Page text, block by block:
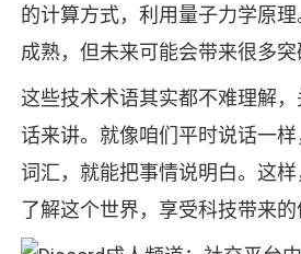
的计算方式，利用量子力学原
成熟，但未来可能会带来很多突
这些技术术语其实都不难理解
话来讲。就像咱们平时说话一
词汇，就能把事情说明白。这
了解这个世界，享受科技带来的